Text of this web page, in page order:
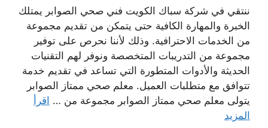
ننتقي في شركة سباك الكويت فني صحي الصوابر يمتلك
الخبرة والمهارة الكافية حتى يتمكن من تقديم مجموعة
من الخدمات الاحترافية. وذلك لأننا نحرص على توفير
مجموعة من التدريبات المتخصصة ونوفر لهم التقنيات
الحديثة والأدوات المتطورة التي تساعد في تقديم خدمة
تتوافق مع متطلبات العميل. معلم صحي ممتاز الصوابر
يتولى معلم صحي ممتاز الصوابر مجموعة من … اقرأ
المزيد